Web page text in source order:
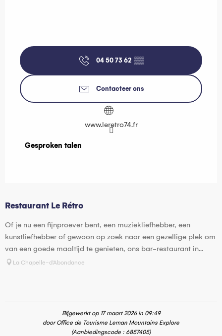
04 50 73 62 ▒▒
Contacteer ons
www.leretro74.fr
Gesproken talen
Gesproken talen
Restaurant Le Rétro
Of je nu een fijnproever bent, een muziekliefhebber, een
kunstliefhebber of gewoon op zoek naar een gezellige plek om
van een goede maaltijd te genieten, ons bar-restaurant in...
La Chapelle-d'Abondance
Bijgewerkt op 17 maart 2026 in 09:49
door Office de Tourisme Leman Mountains Explore
(Aanbiedingscode : 6857405)